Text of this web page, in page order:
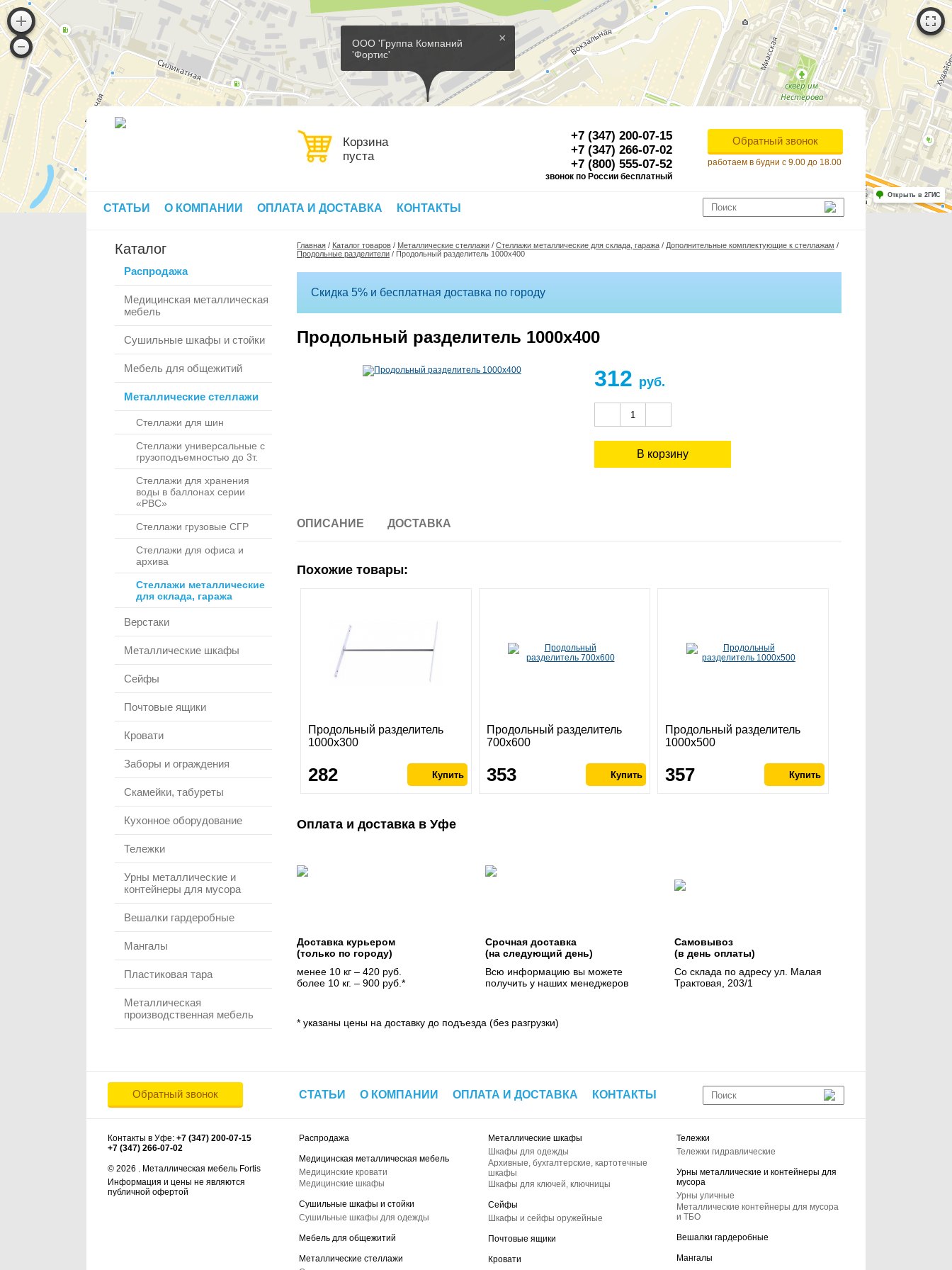
×
ООО 'Группа Компаний
'Фортис'
Работает на API 2ГИС
Лицензионное соглашение
Для корректной работы Raster JS API нужен ключ. Помощь: api@2gis.ru
Открыть в 2ГИС
Корзина
пуста
+7 (347) 200-07-15
+7 (347) 266-07-02
+7 (800) 555-07-52
звонок по России бесплатный
Обратный звонок
работаем в будни с 9.00 до 18.00
СТАТЬИ О КОМПАНИИ ОПЛАТА И ДОСТАВКА КОНТАКТЫ
Каталог
Распродажа
Медицинская металлическая
мебель
Сушильные шкафы и стойки
Мебель для общежитий
Металлические стеллажи
Стеллажи для шин
Стеллажи универсальные с
грузоподъемностью до 3т.
Стеллажи для хранения
воды в баллонах серии
«РВС»
Стеллажи грузовые СГР
Стеллажи для офиса и
архива
Стеллажи металлические
для склада, гаража
Верстаки
Металлические шкафы
Сейфы
Почтовые ящики
Кровати
Заборы и ограждения
Скамейки, табуреты
Кухонное оборудование
Тележки
Урны металлические и
контейнеры для мусора
Вешалки гардеробные
Мангалы
Пластиковая тара
Металлическая
производственная мебель
Главная / Каталог товаров / Металлические стеллажи / Стеллажи металлические для склада, гаража / Дополнительные комплектующие к стеллажам /
Продольные разделители / Продольный разделитель 1000х400
Скидка 5% и бесплатная доставка по городу
Продольный разделитель 1000х400
312 руб.
ОПИСАНИЕ ДОСТАВКА
Похожие товары:
Продольный разделитель
1000х300
282
Продольный разделитель
700х600
353
Продольный разделитель
1000х500
357
Оплата и доставка в Уфе
Доставка курьером
(только по городу)
менее 10 кг – 420 руб.
более 10 кг. – 900 руб.*
Срочная доставка
(на следующий день)
Всю информацию вы можете
получить у наших менеджеров
Самовывоз
(в день оплаты)
Со склада по адресу ул. Малая
Трактовая, 203/1
* указаны цены на доставку до подъезда (без разгрузки)
Обратный звонок СТАТЬИ О КОМПАНИИ ОПЛАТА И ДОСТАВКА КОНТАКТЫ
Контакты в Уфе: +7 (347) 200-07-15
+7 (347) 266-07-02
© 2026 . Металлическая мебель Fortis
Информация и цены не являются
публичной офертой
Распродажа
Медицинская металлическая мебель
Медицинские кровати
Медицинские шкафы
Сушильные шкафы и стойки
Сушильные шкафы для одежды
Мебель для общежитий
Металлические стеллажи
Металлические шкафы
Шкафы для одежды
Архивные, бухгалтерские, картотечные
шкафы
Шкафы для ключей, ключницы
Сейфы
Шкафы и сейфы оружейные
Почтовые ящики
Кровати
Тележки
Тележки гидравлические
Урны металлические и контейнеры для
мусора
Урны уличные
Металлические контейнеры для мусора
и ТБО
Вешалки гардеробные
Мангалы